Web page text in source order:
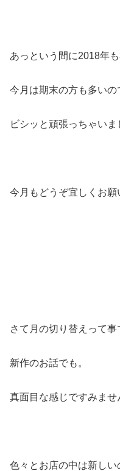
あっという間に2018年も
今月は期末の方も多いの
ビシッと頑張っちゃいま
今月もどうぞ宜しくお願
さて月の切り替えって事
新作のお話でも。
真面目な感じですみませ
色々とお店の中は新しい